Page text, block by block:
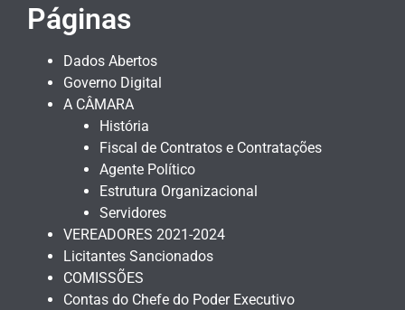
Páginas
Dados Abertos
Governo Digital
A CÂMARA
História
Fiscal de Contratos e Contratações
Agente Político
Estrutura Organizacional
Servidores
VEREADORES 2021-2024
Licitantes Sancionados
COMISSÕES
Contas do Chefe do Poder Executivo